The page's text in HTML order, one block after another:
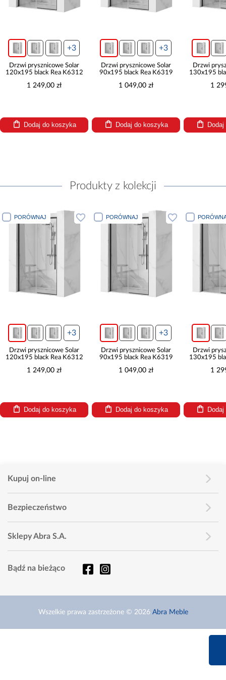
+3
Drzwi prysznicowe Solar
120x195 black Rea K6312
1 249,00 zł
Dodaj do koszyka
+3
Drzwi prysznicowe Solar
90x195 black Rea K6319
1 049,00 zł
Dodaj do koszyka
Drzwi
130x195
1
Produkty z kolekcji
PORÓWNAJ
+3
Drzwi prysznicowe Solar
120x195 black Rea K6312
1 249,00 zł
Dodaj do koszyka
PORÓWNAJ
+3
Drzwi prysznicowe Solar
90x195 black Rea K6319
1 049,00 zł
Dodaj do koszyka
Drzwi
130x195
1
Kupuj on-line
Bezpieczeństwo
Sklepy Abra S.A.
Bądź na bieżąco
Wszelkie prawa zastrzeżone © 2026 Abra Meble